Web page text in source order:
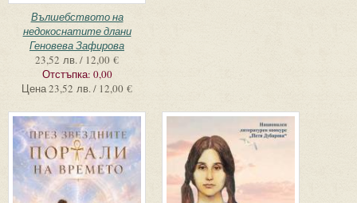
Вълшебството на
недокоснатите длани
Геновева Зафирова
23,52 лв. / 12,00 €
Отстъпка: 0,00
Цена23,52 лв. / 12,00 €